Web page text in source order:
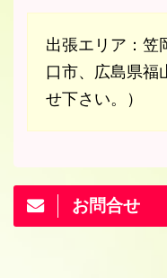
出張エリア：笠
口市、広島県福
せ下さい。）
お問合せ